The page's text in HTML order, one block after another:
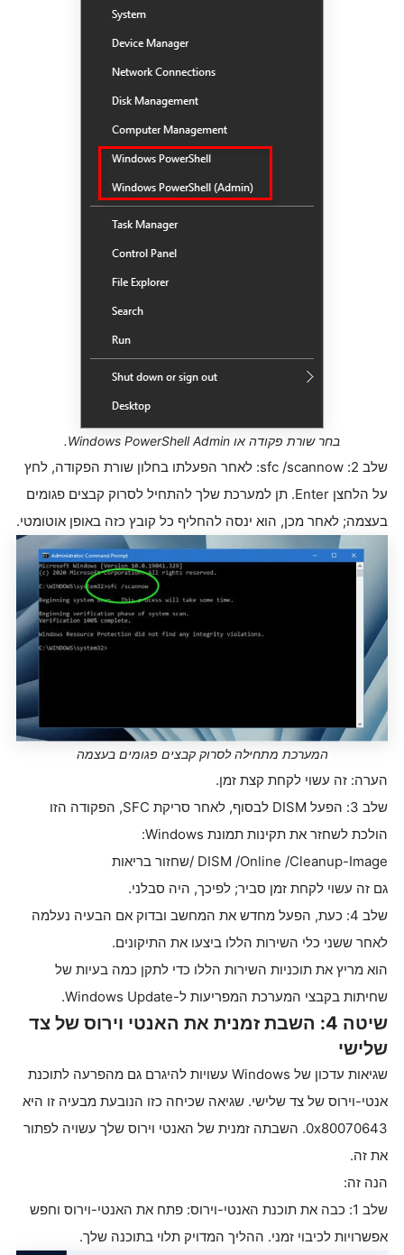
בחר שורת פקודה או Windows PowerShell Admin.
שלב 2: sfc /scannow: לאחר הפעלתו בחלון שורת הפקודה, לחץ
על הלחצן Enter. תן למערכת שלך להתחיל לסרוק קבצים פגומים
בעצמה; לאחר מכן, הוא ינסה להחליף כל קובץ כזה באופן אוטומטי.
המערכת מתחילה לסרוק קבצים פגומים בעצמה
הערה: זה עשוי לקחת קצת זמן.
שלב 3: הפעל DISM לבסוף, לאחר סריקת SFC, הפקודה הזו
הולכת לשחזר את תקינות תמונת Windows:
DISM /Online /Cleanup-Image /שחזור בריאות
גם זה עשוי לקחת זמן סביר; לפיכך, היה סבלני.
שלב 4: כעת, הפעל מחדש את המחשב ובדוק אם הבעיה נעלמה
לאחר ששני כלי השירות הללו ביצעו את התיקונים.
הוא מריץ את תוכניות השירות הללו כדי לתקן כמה בעיות של
שחיתות בקבצי המערכת המפריעות ל-Windows Update.
שיטה 4: השבת זמנית את האנטי וירוס של צד
שלישי
שגיאות עדכון של Windows עשויות להיגרם גם מהפרעה לתוכנת
אנטי-וירוס של צד שלישי. שגיאה שכיחה כזו הנובעת מבעיה זו היא
0x80070643. השבתה זמנית של האנטי וירוס שלך עשויה לפתור
את זה.
הנה זה:
שלב 1: כבה את תוכנת האנטי-וירוס: פתח את האנטי-וירוס וחפש
אפשרויות לכיבוי זמני. ההליך המדויק תלוי בתוכנה שלך.